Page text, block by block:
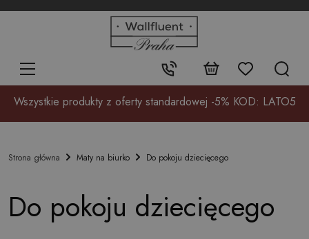
Kontakt:
+48
17
Wszystkie produkty z oferty standardowej -5% KOD: LATO5
Strona główna Maty na biurko Do pokoju dziecięcego
Do pokoju dziecięcego